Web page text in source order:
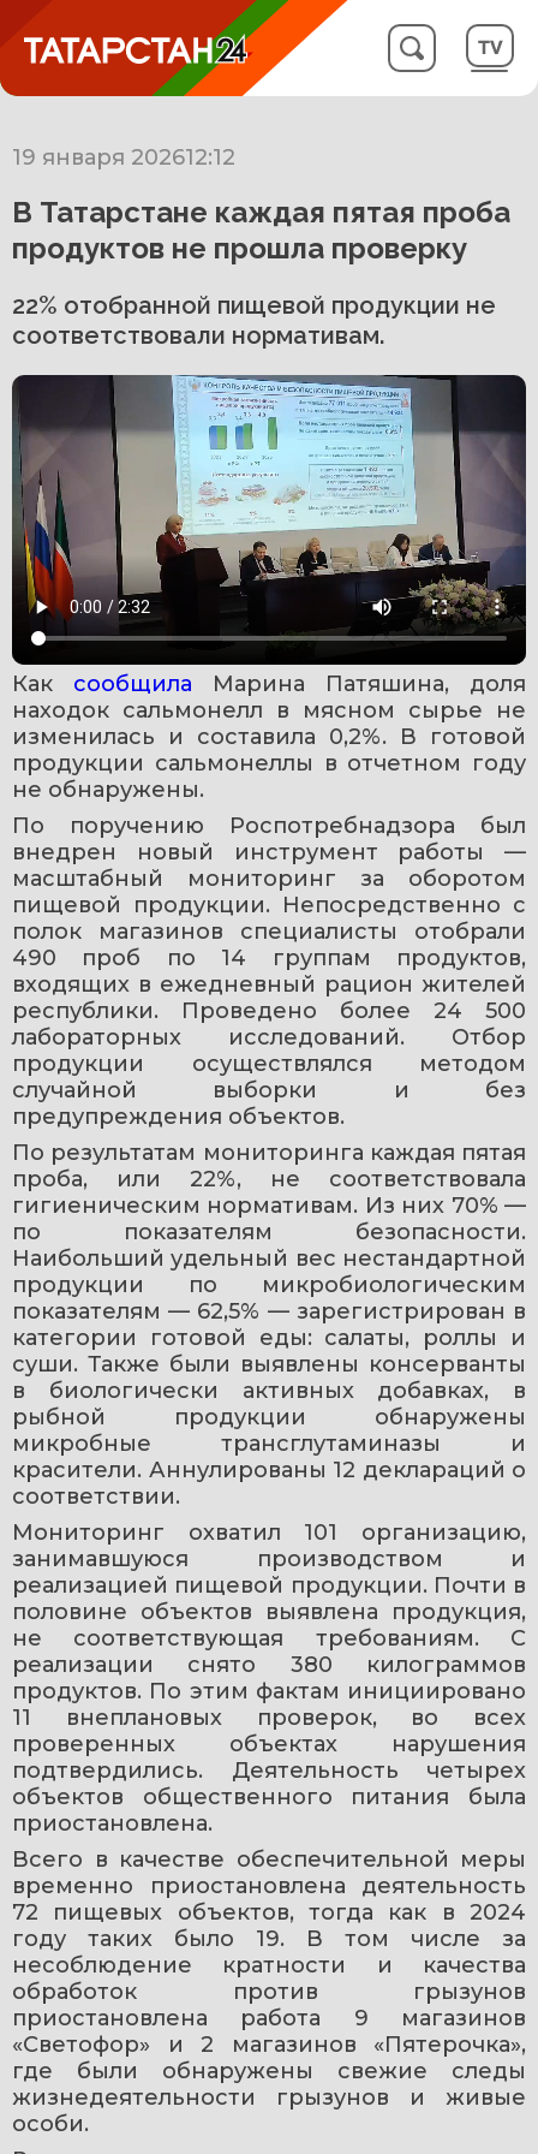
19 января 202612:12
В Татарстане каждая пятая проба
продуктов не прошла проверку
22% отобранной пищевой продукции не
соответствовали нормативам.
Как сообщила Марина Патяшина, доля
находок сальмонелл в мясном сырье не
изменилась и составила 0,2%. В готовой
продукции сальмонеллы в отчетном году
не обнаружены.
По поручению Роспотребнадзора был
внедрен новый инструмент работы —
масштабный мониторинг за оборотом
пищевой продукции. Непосредственно с
полок магазинов специалисты отобрали
490 проб по 14 группам продуктов,
входящих в ежедневный рацион жителей
республики. Проведено более 24 500
лабораторных исследований. Отбор
продукции осуществлялся методом
случайной выборки и без
предупреждения объектов.
По результатам мониторинга каждая пятая
проба, или 22%, не соответствовала
гигиеническим нормативам. Из них 70% —
по показателям безопасности.
Наибольший удельный вес нестандартной
продукции по микробиологическим
показателям — 62,5% — зарегистрирован в
категории готовой еды: салаты, роллы и
суши. Также были выявлены консерванты
в биологически активных добавках, в
рыбной продукции обнаружены
микробные трансглутаминазы и
красители. Аннулированы 12 деклараций о
соответствии.
Мониторинг охватил 101 организацию,
занимавшуюся производством и
реализацией пищевой продукции. Почти в
половине объектов выявлена продукция,
не соответствующая требованиям. С
реализации снято 380 килограммов
продуктов. По этим фактам инициировано
11 внеплановых проверок, во всех
проверенных объектах нарушения
подтвердились. Деятельность четырех
объектов общественного питания была
приостановлена.
Всего в качестве обеспечительной меры
временно приостановлена деятельность
72 пищевых объектов, тогда как в 2024
году таких было 19. В том числе за
несоблюдение кратности и качества
обработок против грызунов
приостановлена работа 9 магазинов
«Светофор» и 2 магазинов «Пятерочка»,
где были обнаружены свежие следы
жизнедеятельности грызунов и живые
особи.